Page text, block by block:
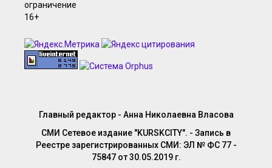
Главный редактор - Анна Николаевна Власова
СМИ Сетевое издание "KURSKCITY". - Запись в
Реестре зарегистрированных СМИ: ЭЛ № ФС 77 -
75847 от 30.05.2019 г.